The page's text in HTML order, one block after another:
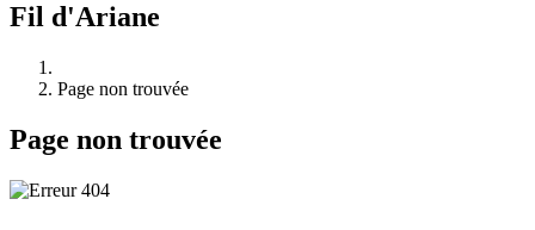
Fil d'Ariane
Page non trouvée
Page non trouvée